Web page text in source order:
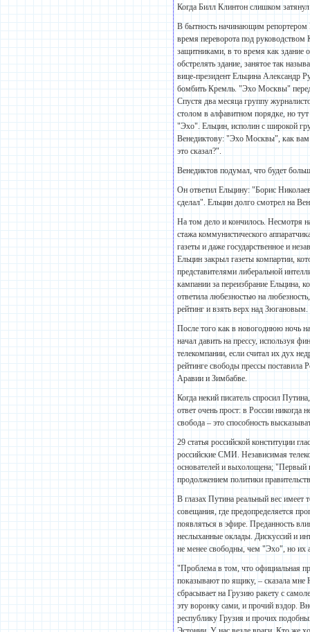
Когда Билл Клинтон слишком
В бытность начинающим репортером
время переворота под
защитниками, в то время как здание
обстрелять здание, занятое так
вице-президент Ельцина Александр
бомбить Кремль. "Эхо Москвы"
Спустя два месяца группу
столом в алфавитном порядке, но
"Эхо". Ельцин, исполин с широкой
Венедиктову: "Эхо Москвы", как вам
это сказал?".
Венедиктов подумал, что будет
Он ответил Ельцину: "Борис
сделал". Ельцин долго смотрел на
На том дело и кончилось. Несмотря
стажа коммунистического
газеты и даже государственное и
Ельцин закрыл газеты компартии,
представителями либеральной
кампании за переизбрание Ельцина,
ответила любезностью на
рейтинг и взять верх над Зюгановым.
После того как в новогоднюю ночь
начал давить на прессу, используя
телекомпании, если считал их дух
рейтинге свободы прессы поставила
Аравии и Зимбабве.
Когда некий писатель спросил
ответ очень прост: в России
свобода – это способность
29 статья российской конституции
российские СМИ. Независимая
основателей и выхолощена; "Первый
продолжением политики
В глазах Путина реальный вес имеет
совещания, где предопределяется
появляться в эфире. Преданность
неслыханные оклады. Дискуссий и
не менее свободны, чем "Эхо", но их
"Проблема в том, что официальная
показывают по ящику, – сказала
сбрасывает на Грузию ракету с
эту воронку сами, и прочий вздор.
республику Грузия и прочих